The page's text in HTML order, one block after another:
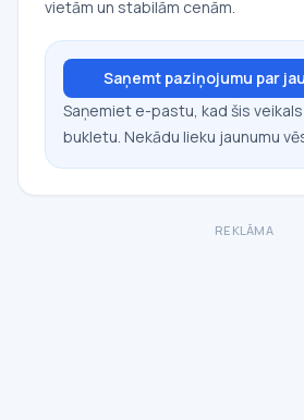
vietām un stabilām cenām.
Saņemt paziņojumu par
Saņemiet e-pastu, kad šis
bukletu. Nekādu lieku jaunumu
REKLĀMA